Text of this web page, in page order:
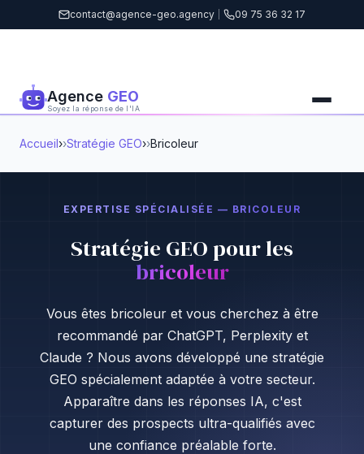
contact@agence-geo.agency 09 75 36 32 17
Agence GEO
Soyez la réponse de l'IA
Accueil› Stratégie GEO› Bricoleur
EXPERTISE SPÉCIALISÉE — BRICOLEUR
Stratégie GEO pour les
bricoleur
Vous êtes bricoleur et vous cherchez à être
recommandé par ChatGPT, Perplexity et
Claude ? Nous avons développé une stratégie
GEO spécialement adaptée à votre secteur.
Apparaître dans les réponses IA, c'est
capturer des prospects ultra-qualifiés avec
une confiance préalable forte.